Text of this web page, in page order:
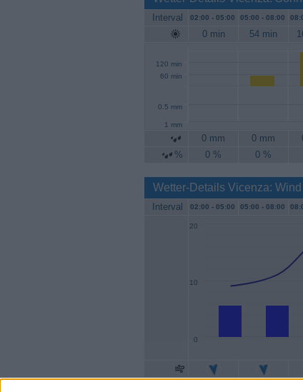
Interval 02:00 - 05:00 05:00 - 08:00
0 min 54 min
60 min
120 min
0.5 mm
1 mm
0 mm 0 mm
%
0 % 0 %
Wetter-Details Vicenza: Wind
Interval 02:00 - 05:00 05:00 - 08:00
0
10
20